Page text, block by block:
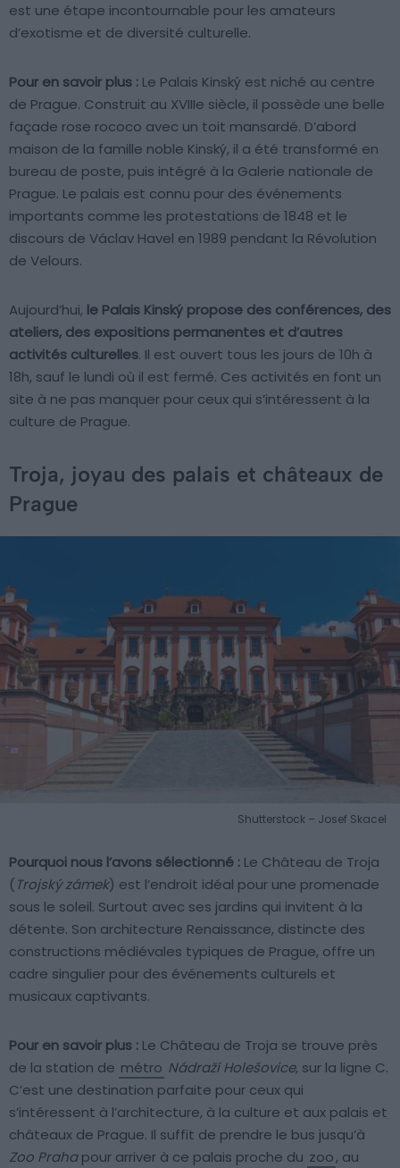
est une étape incontournable pour les amateurs
d’exotisme et de diversité culturelle.
Pour en savoir plus : Le Palais Kinský est niché au centre
de Prague. Construit au XVIIIe siècle, il possède une belle
façade rose rococo avec un toit mansardé. D’abord
maison de la famille noble Kinský, il a été transformé en
bureau de poste, puis intégré à la Galerie nationale de
Prague. Le palais est connu pour des événements
importants comme les protestations de 1848 et le
discours de Václav Havel en 1989 pendant la Révolution
de Velours.
Aujourd’hui, le Palais Kinský propose des conférences, des
ateliers, des expositions permanentes et d’autres
activités culturelles. Il est ouvert tous les jours de 10h à
18h, sauf le lundi où il est fermé. Ces activités en font un
site à ne pas manquer pour ceux qui s’intéressent à la
culture de Prague.
Troja, joyau des palais et châteaux de
Prague
Shutterstock – Josef Skacel
Pourquoi nous l’avons sélectionné : Le Château de Troja
(Trojský zámek) est l’endroit idéal pour une promenade
sous le soleil. Surtout avec ses jardins qui invitent à la
détente. Son architecture Renaissance, distincte des
constructions médiévales typiques de Prague, offre un
cadre singulier pour des événements culturels et
musicaux captivants.
Pour en savoir plus : Le Château de Troja se trouve près
de la station de métro Nádraží Holešovice, sur la ligne C.
C’est une destination parfaite pour ceux qui
s’intéressent à l’architecture, à la culture et aux palais et
châteaux de Prague. Il suffit de prendre le bus jusqu’à
Zoo Prahapour arriver à ce palais proche du zoo, au